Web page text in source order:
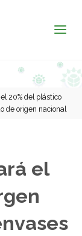
20% del plástico
de origen nacional
el